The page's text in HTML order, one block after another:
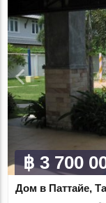
฿ 3 700
Дом в Паттайе,